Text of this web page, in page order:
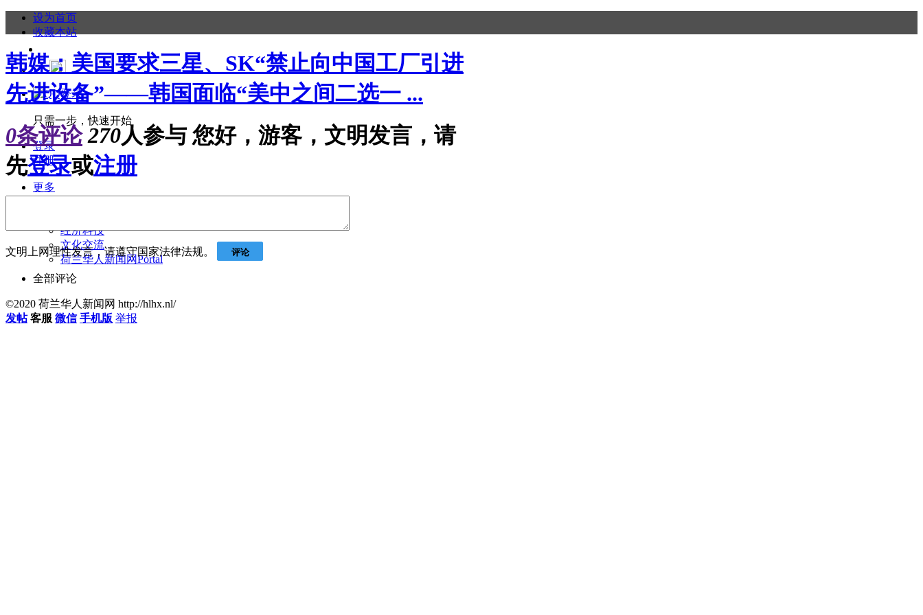
设为首页
收藏本站
只需一步，快速开始
登录
注册
更多
经济科技
文化交流
荷兰华人新闻网Portal
韩媒：美国要求三星、SK“禁止向中国工厂引进
先进设备”——韩国面临“美中之间二选一 ...
0条评论 270人参与 您好，游客，文明发言，请
先登录或注册
文明上网理性发言，请遵守国家法律法规。 评论
全部评论
©2020 荷兰华人新闻网 http://hlhx.nl/
发帖 客服 微信 手机版 举报